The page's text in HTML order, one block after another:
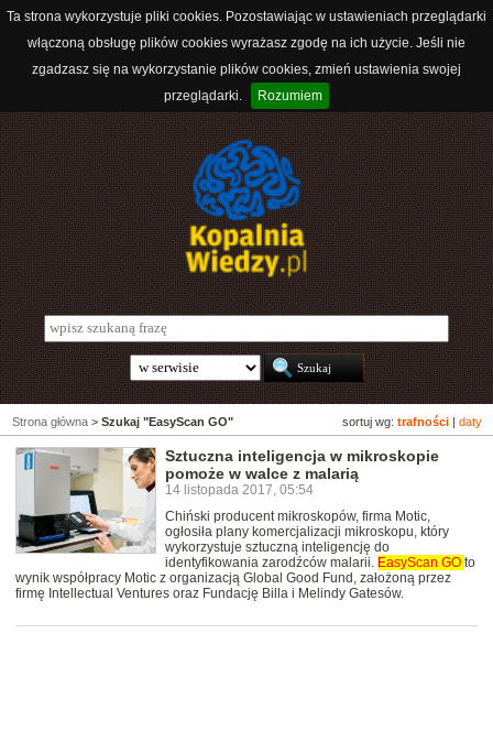
Ta strona wykorzystuje pliki cookies. Pozostawiając w ustawieniach przeglądarki
włączoną obsługę plików cookies wyrażasz zgodę na ich użycie. Jeśli nie
zgadzasz się na wykorzystanie plików cookies, zmień ustawienia swojej
przeglądarki.
Rozumiem
sortuj wg: trafności daty
Strona główna > Szukaj "EasyScan GO"
Sztuczna inteligencja w mikroskopie
pomoże w walce z malarią
14 listopada 2017, 05:54
Chiński producent mikroskopów, firma Motic,
ogłosiła plany komercjalizacji mikroskopu, który
wykorzystuje sztuczną inteligencję do
identyfikowania zarodźców malarii. EasyScan GO to
wynik współpracy Motic z organizacją Global Good Fund, założoną przez
firmę Intellectual Ventures oraz Fundację Billa i Melindy Gatesów.